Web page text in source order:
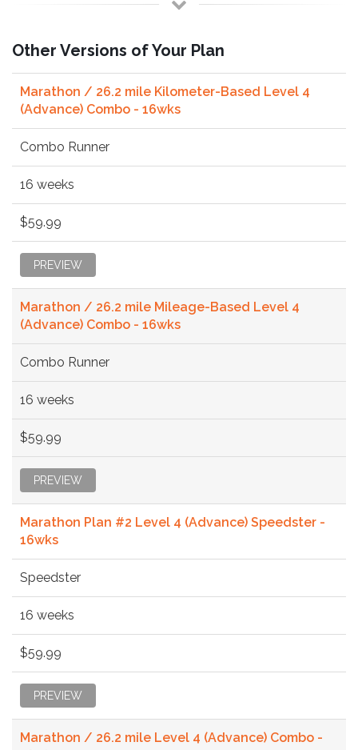
Other Versions of Your Plan
Marathon / 26.2 mile Kilometer-Based Level 4
(Advance) Combo - 16wks
Combo Runner
16 weeks
$59.99
PREVIEW
Marathon / 26.2 mile Mileage-Based Level 4
(Advance) Combo - 16wks
Combo Runner
16 weeks
$59.99
PREVIEW
Marathon Plan #2 Level 4 (Advance) Speedster -
16wks
Speedster
16 weeks
$59.99
PREVIEW
Marathon / 26.2 mile Level 4 (Advance) Combo -